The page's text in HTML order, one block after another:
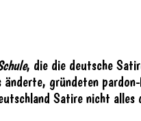
, die die deutsche
gründeten
Satire nicht